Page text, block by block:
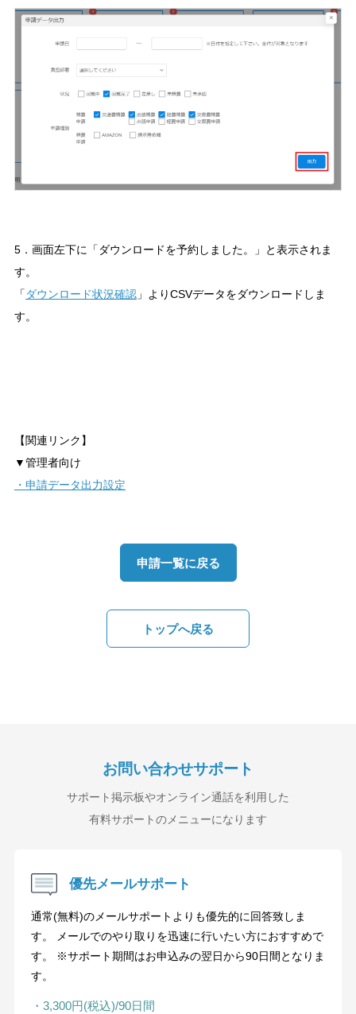
5．画面左下に「ダウンロードを予約しました。」と表示されま
す。
「ダウンロード状況確認」よりCSVデータをダウンロードしま
す。
【関連リンク】
▼管理者向け
・申請データ出力設定
申請一覧に戻る
トップへ戻る
お問い合わせサポート
サポート掲示板やオンライン通話を利用した
有料サポートのメニューになります
優先メールサポート
通常(無料)のメールサポートよりも優先的に回答致しま
す。 メールでのやり取りを迅速に行いたい方におすすめで
す。 ※サポート期間はお申込みの翌日から90日間となりま
す。
・3,300円(税込)/90日間